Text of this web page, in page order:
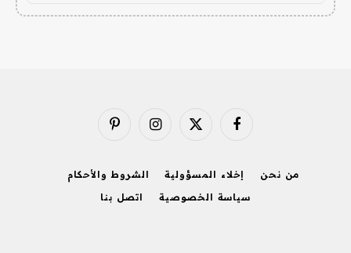
فيسبوك X
الانستغرامبينتيريست
من نحن إخلاء المسؤولية
الشروط والأحكام
سياسة الخصوصية
اتصل بنا